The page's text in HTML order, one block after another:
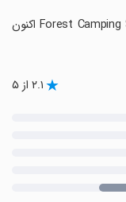
‏دانلود Forest Camping Survival Simulator - Camping Games اکنون
۲.۱ از ۵